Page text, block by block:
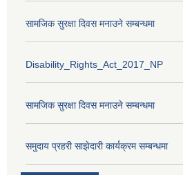
सामजिक सुरक्षा दिवस मनाउने सम्बन्धमा
Disability_Rights_Act_2017_NP
सामजिक सुरक्षा दिवस मनाउने सम्बन्धमा
समुदाय प्रहरी साझेदारी कार्यक्रम सम्बन्धमा